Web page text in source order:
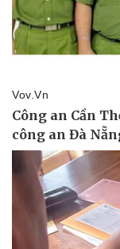
Thể thao
Bóng đá
Lịch thi đấu bóng đá